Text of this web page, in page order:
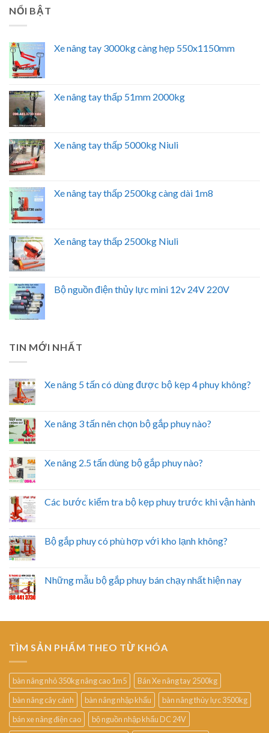
NỔI BẬT
Xe nâng tay 3000kg càng hẹp 550x1150mm
Xe nâng tay thấp 51mm 2000kg
Xe nâng tay thấp 5000kg Niuli
Xe nâng tay thấp 2500kg càng dài 1m8
Xe nâng tay thấp 2500kg Niuli
Bộ nguồn điện thủy lực mini 12v 24V 220V
TIN MỚI NHẤT
Xe nâng 5 tấn có dùng được bộ kẹp 4 phuy không?
Xe nâng 3 tấn nên chọn bộ gắp phuy nào?
Xe nâng 2.5 tấn dùng bộ gắp phuy nào?
Các bước kiểm tra bộ kẹp phuy trước khi vận hành
Bộ gắp phuy có phù hợp với kho lạnh không?
Những mẫu bộ gắp phuy bán chạy nhất hiện nay
TÌM SẢN PHẨM THEO TỪ KHÓA
bàn nâng nhỏ 350kg nâng cao 1m5
Bán Xe nâng tay 2500kg
bàn nâng cây cảnh
bàn nâng nhập khẩu
bàn nâng thủy lực 3500kg
bán xe nâng điện cao
bộ nguồn nhập khẩu DC 24V